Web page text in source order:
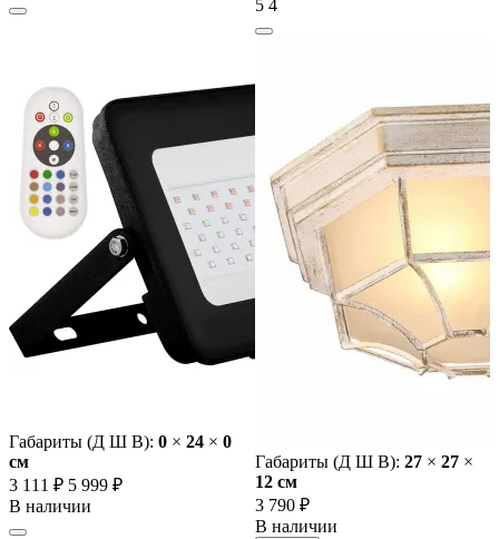
Габариты (Д Ш В): 0 × 24 × 0
cм
3 111 ₽ 5 999 ₽
В наличии
5 4
Габариты (Д Ш В): 27 × 27 ×
12 cм
3 790 ₽
В наличии